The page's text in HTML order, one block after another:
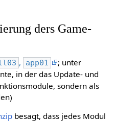
ders Game-
, app01 ; unter
in der das Update- und
sondern als
besagt, dass jedes Modul